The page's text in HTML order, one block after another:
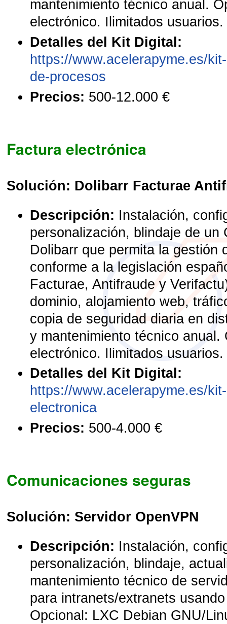
mantenimiento técnico anual.
electrónico. Ilimitados usuarios.
Detalles del Kit Digital:
https://www.acelerapyme.es/
de-procesos
Precios: 500-12.000 €
Factura electrónica
Solución: Dolibarr Facturae
Descripción: Instalación,
personalización, blindaje de un
Dolibarr que permita la gestión
conforme a la legislación
Facturae, Antifraude y
dominio, alojamiento web,
copia de seguridad diaria en
y mantenimiento técnico anual.
electrónico. Ilimitados usuarios.
Detalles del Kit Digital:
https://www.acelerapyme.es/
electronica
Precios: 500-4.000 €
Comunicaciones seguras
Solución: Servidor OpenVPN
Descripción: Instalación,
personalización, blindaje,
mantenimiento técnico de
para intranets/extranets
Opcional: LXC Debian GNU/